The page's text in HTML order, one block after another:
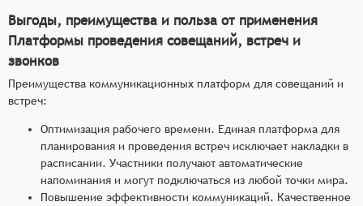
Выгоды, преимущества и польза от применения
Платформы проведения совещаний, встреч и
звонков
Преимущества коммуникационных платформ для совещаний и
встреч:
Оптимизация рабочего времени. Единая платформа для
планирования и проведения встреч исключает накладки в
расписании. Участники получают автоматические
напоминания и могут подключаться из любой точки мира.
Повышение эффективности коммуникаций. Качественное